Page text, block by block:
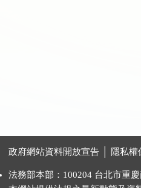
政府網站資料開放宣告 隱私權
法務部本部：100204 台北市重